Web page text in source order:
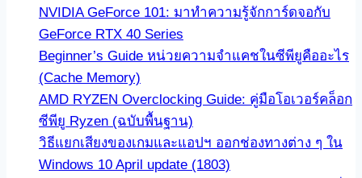
NVIDIA GeForce 101: มาทำความรู้จักการ์ดจอกับ
GeForce RTX 40 Series
Beginner’s Guide หน่วยความจำแคชในซีพียูคืออะไร
(Cache Memory)
AMD RYZEN Overclocking Guide: คู่มือโอเวอร์คล็อก
ซีพียู Ryzen (ฉบับพื้นฐาน)
วิธีแยกเสียงของเกมและแอปฯ ออกช่องทางต่าง ๆ ใน
Windows 10 April update (1803)